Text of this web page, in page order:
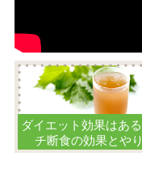
ダイエット効果はあ
チ断食の効果とや